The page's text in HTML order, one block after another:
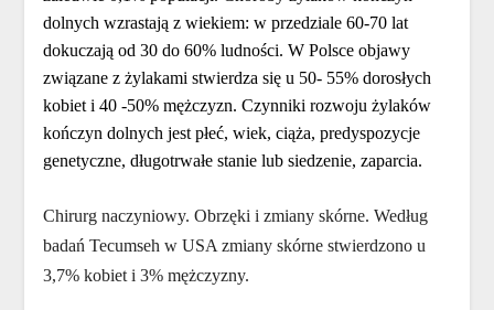
dolnych wzrastają z wiekiem: w przedziale 60-70 lat
dokuczają od 30 do 60% ludności. W Polsce objawy
związane z żylakami stwierdza się u 50- 55% dorosłych
kobiet i 40 -50% mężczyzn. Czynniki rozwoju żylaków
kończyn dolnych jest płeć, wiek, ciąża, predyspozycje
genetyczne, długotrwałe stanie lub siedzenie, zaparcia.
Chirurg naczyniowy. Obrzęki i zmiany skórne. Według
badań Tecumseh w USA zmiany skórne stwierdzono u
3,7% kobiet i 3% mężczyzny.